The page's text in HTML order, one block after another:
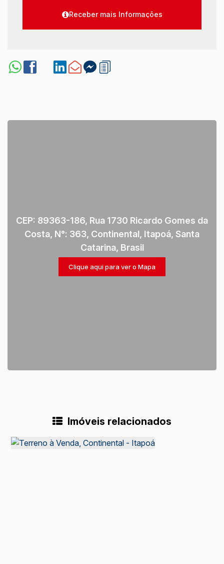
CEP: 89363-186, Rua 1730 Ricardo Gomes da
Costa, N°: 363, Continental, Itapoá, Santa
Catarina, Brasil
Clique aqui para ver o Mapa
Imóveis relacionados